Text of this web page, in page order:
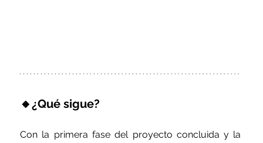
🔸¿Qué sigue?
Con la primera fase del proyecto concluida y la